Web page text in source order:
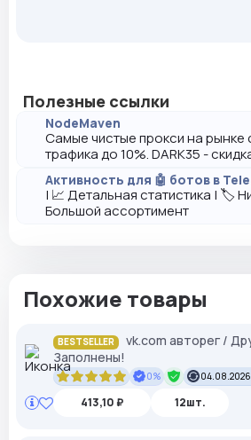
Полезные ссылки
NodeMaven
Самые чистые прокси на рынке
трафика до 10%. DARK35 -
Активность для 🤖 ботов в
| 📈 Детальная статистика | 🏷️
Большой ассортимент
Похожие товары
BESTSELLER
vk.com авторег /
Заполнены!
0% 04.08.2026
413,10 ₽ 12шт.